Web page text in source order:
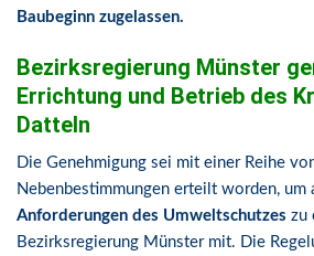
Baubeginn zugelassen.
Bezirksregierung Münster
Errichtung und Betrieb des
Datteln
Die Genehmigung sei mit einer Reihe
Nebenbestimmungen erteilt worden, um
Anforderungen des Umweltschutzes zu
Bezirksregierung Münster mit. Die